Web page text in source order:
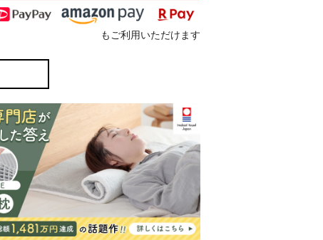
もご利用いただけます